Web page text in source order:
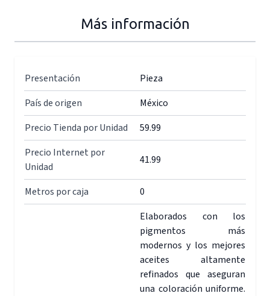
Más información
Presentación
Pieza
País de origen
México
Precio Tienda por Unidad
59.99
Precio Internet por
Unidad
41.99
Metros por caja 0
Elaborados con los
pigmentos más
modernos y los mejores
aceites altamente
refinados que aseguran
una coloración uniforme.